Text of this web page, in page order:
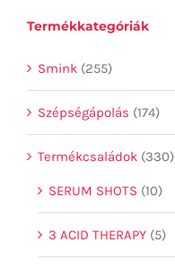
Termékkategóriák
Smink (255)
Szépségápolás (174)
Termékcsaládok (330)
SERUM SHOTS (10)
3 ACID THERAPY (5)